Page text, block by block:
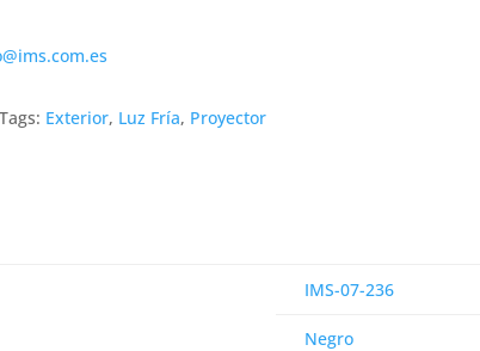
Tags: Exterior, Luz Fría, Proyector
IMS-07-236
Negro